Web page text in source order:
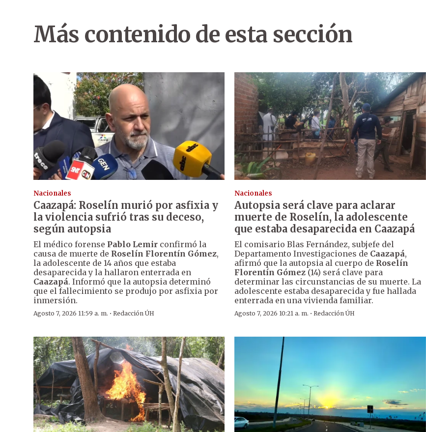
Más contenido de esta sección
Nacionales
Caazapá: Roselín murió por asfixia y
la violencia sufrió tras su deceso,
según autopsia
El médico forense Pablo Lemir confirmó la
causa de muerte de Roselín Florentín Gómez,
la adolescente de 14 años que estaba
desaparecida y la hallaron enterrada en
Caazapá. Informó que la autopsia determinó
que el fallecimiento se produjo por asfixia por
inmersión.
Agosto 7, 2026 11:59 a. m. · Redacción ÚH
Nacionales
Autopsia será clave para aclarar
muerte de Roselín, la adolescente
que estaba desaparecida en Caazapá
El comisario Blas Fernández, subjefe del
Departamento Investigaciones de Caazapá,
afirmó que la autopsia al cuerpo de Roselín
Florentín Gómez (14) será clave para
determinar las circunstancias de su muerte. La
adolescente estaba desaparecida y fue hallada
enterrada en una vivienda familiar.
Agosto 7, 2026 10:21 a. m. ·Redacción ÚH